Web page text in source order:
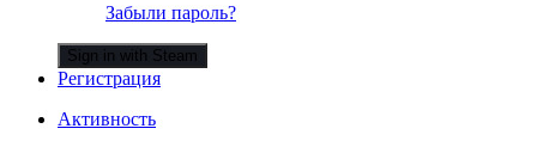
Забыли пароль?
Sign in with Steam
Регистрация
Активность